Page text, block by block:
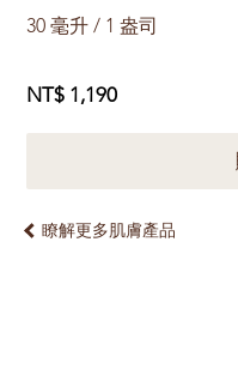
30 毫升 / 1 盎司
NT$ 1,190
瞭解更多肌膚產品